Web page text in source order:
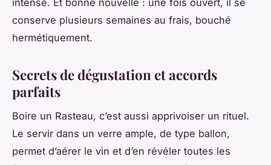
conserve plusieurs semaines au frais, bouché
hermétiquement.
Secrets de dégustation et accords
parfaits
Boire un Rasteau, c’est aussi apprivoiser un rituel.
Le servir dans un verre ample, de type ballon,
permet d’aérer le vin et d’en révéler toutes les